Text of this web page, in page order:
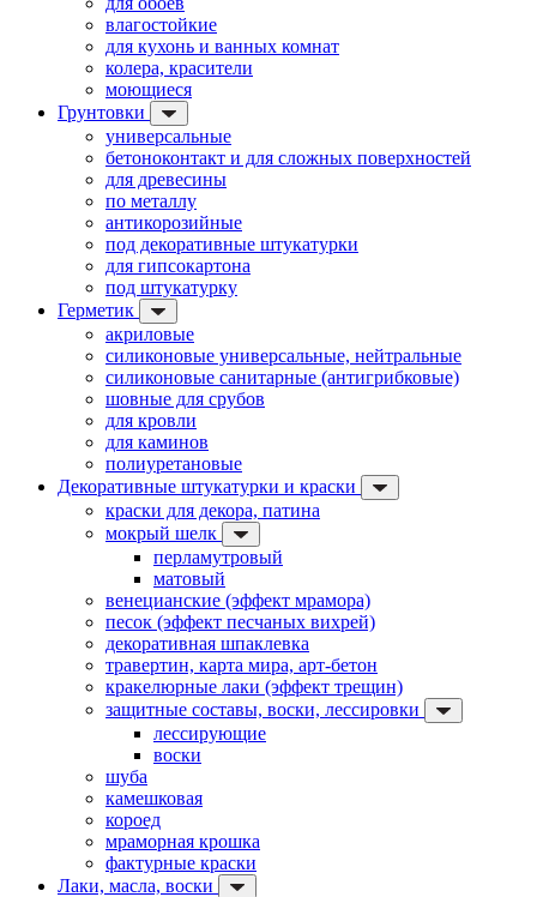
влагостойкие
для кухонь и ванных комнат
колера, красители
моющиеся
Грунтовки
универсальные
бетоноконтакт и для сложных поверхностей
для древесины
по металлу
антикорозийные
под декоративные штукатурки
для гипсокартона
под штукатурку
Герметик
акриловые
силиконовые универсальные, нейтральные
силиконовые санитарные (антигрибковые)
шовные для срубов
для кровли
для каминов
полиуретановые
Декоративные штукатурки и краски
краски для декора, патина
мокрый шелк
перламутровый
матовый
венецианские (эффект мрамора)
песок (эффект песчаных вихрей)
декоративная шпаклевка
травертин, карта мира, арт-бетон
кракелюрные лаки (эффект трещин)
защитные составы, воски, лессировки
лессирующие
воски
шуба
камешковая
короед
мраморная крошка
фактурные краски
Лаки, масла, воски